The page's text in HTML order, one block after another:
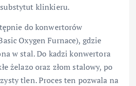
klinkieru.
do konwertorów
Oxygen Furnace), gdzie
w stal. Do kadzi konwertora
żelazo oraz złom stalowy, po
tlen. Proces ten pozwala na